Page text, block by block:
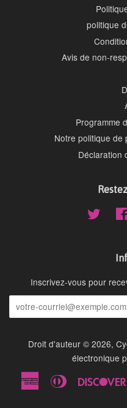
politique
Avis de non-
Programme
Notre politique de
Déclaration
Twitter
Inscrivez-vous pour
Droit d'auteur © 2026,
électronique
American
Express
Diners